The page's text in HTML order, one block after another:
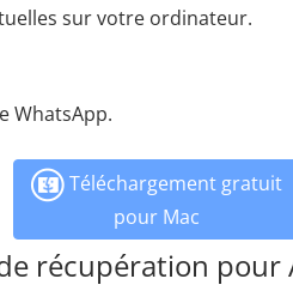
sur votre ordinateur.
WhatsApp.
Téléchargement gratuit
pour Mac
récupération pour